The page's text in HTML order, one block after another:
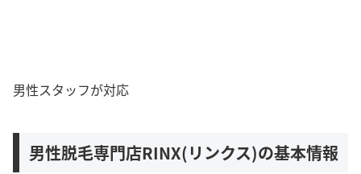
男性スタッフが対応
男性脱毛専門店RINX(リンクス)の基本情報